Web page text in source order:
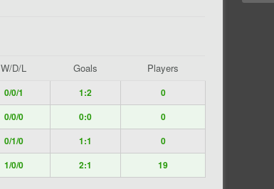
W/D/L Goals Players
0/0/1 1:2
0
0/0/0 0:0
0
0/1/0 1:1
0
1/0/0 2:1 19